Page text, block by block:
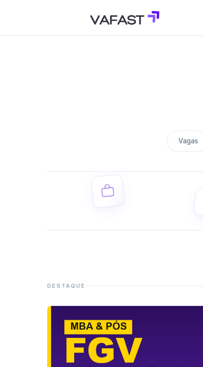
Vagas
DESTAQUE